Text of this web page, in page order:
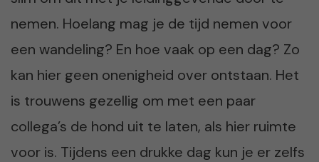
nemen. Hoelang mag je de tijd nemen voor
een wandeling? En hoe vaak op een dag? Zo
kan hier geen onenigheid over ontstaan. Het
is trouwens gezellig om met een paar
collega’s de hond uit te laten, als hier ruimte
voor is. Tijdens een drukke dag kun je er zelfs